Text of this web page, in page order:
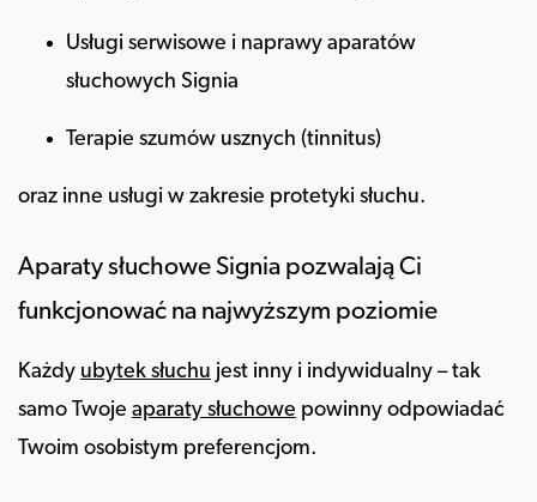
Usługi serwisowe i naprawy aparatów
słuchowych Signia
Terapie szumów usznych (tinnitus)
oraz inne usługi w zakresie protetyki słuchu.
Aparaty słuchowe Signia pozwalają Ci
funkcjonować na najwyższym poziomie
Każdy ubytek słuchu jest inny i indywidualny – tak
samo Twoje aparaty słuchowe powinny odpowiadać
Twoim osobistym preferencjom.